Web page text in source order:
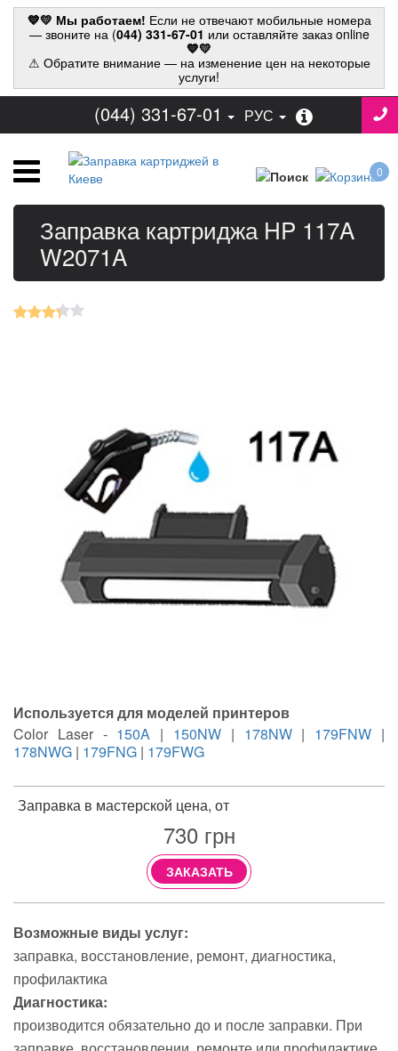
💙💛 Мы работаем! Если не отвечают мобильные номера
— звоните на (044) 331-67-01 или оставляйте заказ online
💙💛
⚠ Обратите внимание — на изменение цен на некоторые
услуги!
(044) 331-67-01 РУС
0
Заправка картриджа HP 117A
W2071A
Используется для моделей принтеров
Color Laser - 150A | 150NW | 178NW| 179FNW |
178NWG | 179FNG | 179FWG
Заправка в мастерской цена, от
730грн
ЗАКАЗАТЬ
Возможные виды услуг:
заправка восстановление ремонт диагностика
профилактика
Диагностика:
производится обязательно до и после заправки. При